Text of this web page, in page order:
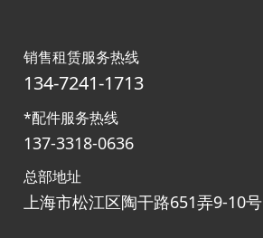
销售租赁服务热线
134-7241-1713
*配件服务热线
137-3318-0636
总部地址
上海市松江区陶干路651弄9-10号